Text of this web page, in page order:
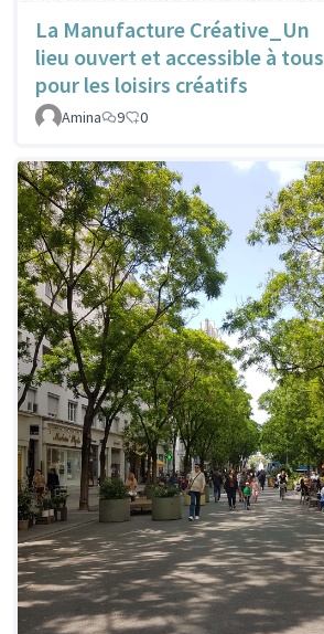
La Manufacture Créative_Un
lieu ouvert et accessible à tous
pour les loisirs créatifs
Amina
9 0